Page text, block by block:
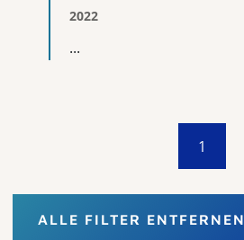
2022
...
1
ALLE FILTER ENTFERNEN